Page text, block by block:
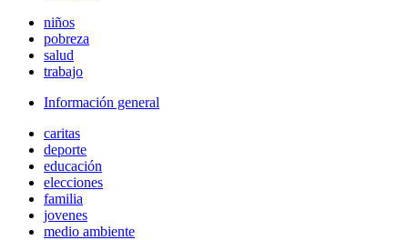
niños
pobreza
salud
trabajo
Información general
caritas
deporte
educación
elecciones
familia
jovenes
medio ambiente